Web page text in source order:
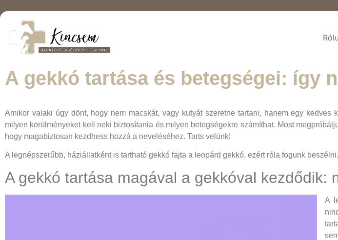
A gekkó tartása és betegségei: így
Amikor valaki úgy dönt, hogy nem macskát, vagy kutyát szeretne tartani, hanem egy
milyen körülményeket kell neki biztosítania és milyen betegségekre számíthat. Most
hogy magabiztosan kezdhess hozzá a neveléséhez. Tarts velünk!
A legnépszerűbb, háziállatként is tartható gekkó fajta a leopárd gekkó, ezért róla fogunk beszélni.
A gekkó tartása magával a gekkóval kezdődik:
A